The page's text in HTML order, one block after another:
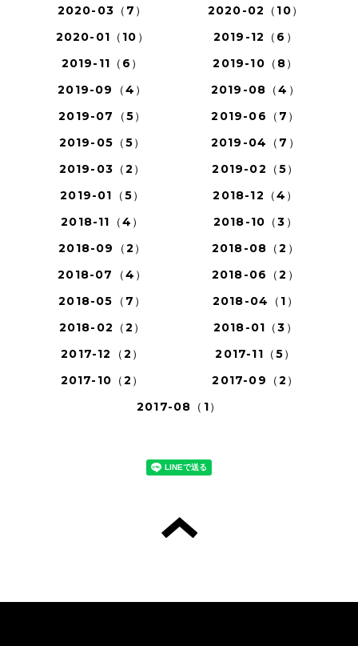
2020-03（7）
2020-02（10）
2020-01（10）
2019-12（6）
2019-11（6）
2019-10（8）
2019-09（4）
2019-08（4）
2019-07（5）
2019-06（7）
2019-05（5）
2019-04（7）
2019-03（2）
2019-02（5）
2019-01（5）
2018-12（4）
2018-11（4）
2018-10（3）
2018-09（2）
2018-08（2）
2018-07（4）
2018-06（2）
2018-05（7）
2018-04（1）
2018-02（2）
2018-01（3）
2017-12（2）
2017-11（5）
2017-10（2）
2017-09（2）
2017-08（1）